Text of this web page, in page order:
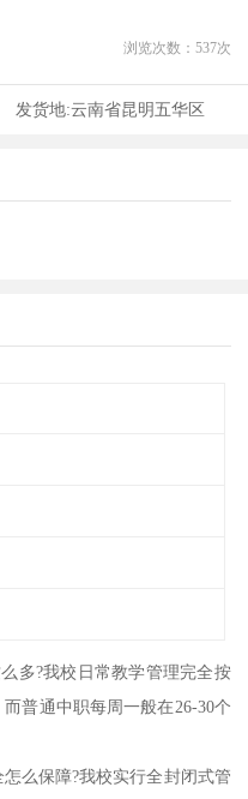
浏览次数： 537次
发货地:云南省昆明五华区
多?我校日常教学管理完全按
普通中职每周一般在26-30个
么保障?我校实行全封闭式管